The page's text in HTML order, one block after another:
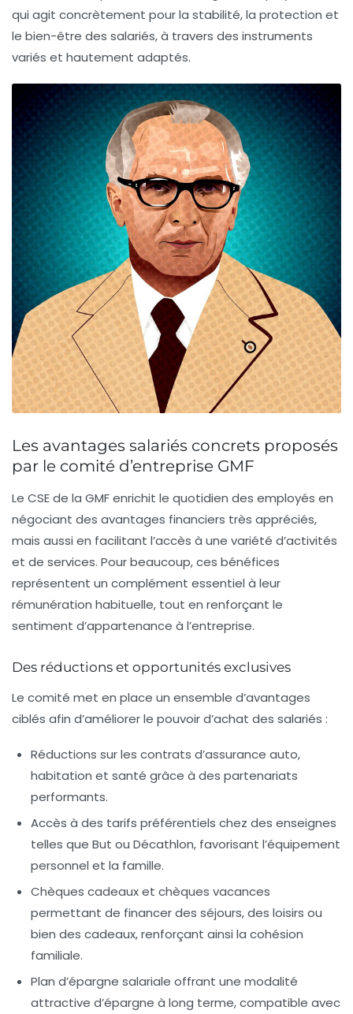
qui agit concrètement pour la stabilité, la protection et
le bien-être des salariés, à travers des instruments
variés et hautement adaptés.
Les avantages salariés concrets proposés
par le comité d’entreprise GMF
Le CSE de la GMF enrichit le quotidien des employés en
négociant des avantages financiers très appréciés,
mais aussi en facilitant l’accès à une variété d’activités
et de services. Pour beaucoup, ces bénéfices
représentent un complément essentiel à leur
rémunération habituelle, tout en renforçant le
sentiment d’appartenance à l’entreprise.
Des réductions et opportunités exclusives
Le comité met en place un ensemble d’avantages
ciblés afin d’améliorer le pouvoir d’achat des salariés :
Réductions sur les contrats d’assurance auto,
habitation et santé grâce à des partenariats
performants.
Accès à des tarifs préférentiels chez des enseignes
telles que But ou Décathlon, favorisant l’équipement
personnel et la famille.
Chèques cadeaux et chèques vacances
permettant de financer des séjours, des loisirs ou
bien des cadeaux, renforçant ainsi la cohésion
familiale.
Plan d’épargne salariale offrant une modalité
attractive d’épargne à long terme, compatible avec